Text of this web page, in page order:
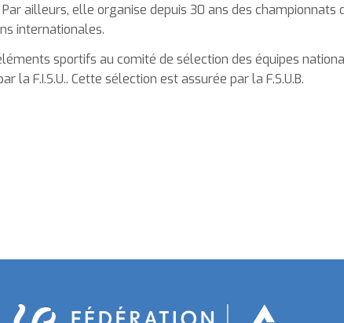
Par ailleurs, elle organise depuis 30 ans des championnats
internationales.
sportifs au comité de sélection des équipes
F.I.S.U.. Cette sélection est assurée par la F.S.U.B.